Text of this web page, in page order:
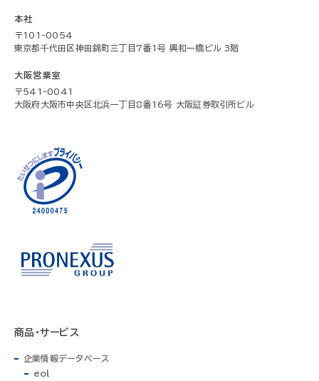
本社
〒101-0054
東京都千代田区神田錦町三丁目7番1号 興和一橋ビル 3階
大阪営業室
〒541-0041
大阪府大阪市中央区北浜一丁目8番16号 大阪証券取引所ビル
商品・サービス
企業情報データベース
eol